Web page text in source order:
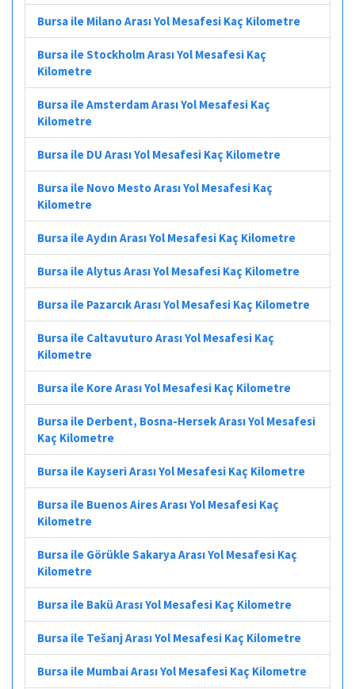
Bursa ile Milano Arası Yol Mesafesi Kaç Kilometre
Bursa ile Stockholm Arası Yol Mesafesi Kaç
Kilometre
Bursa ile Amsterdam Arası Yol Mesafesi Kaç
Kilometre
Bursa ile DU Arası Yol Mesafesi Kaç Kilometre
Bursa ile Novo Mesto Arası Yol Mesafesi Kaç
Kilometre
Bursa ile Aydın Arası Yol Mesafesi Kaç Kilometre
Bursa ile Alytus Arası Yol Mesafesi Kaç Kilometre
Bursa ile Pazarcık Arası Yol Mesafesi Kaç Kilometre
Bursa ile Caltavuturo Arası Yol Mesafesi Kaç
Kilometre
Bursa ile Kore Arası Yol Mesafesi Kaç Kilometre
Bursa ile Derbent, Bosna-Hersek Arası Yol Mesafesi
Kaç Kilometre
Bursa ile Kayseri Arası Yol Mesafesi Kaç Kilometre
Bursa ile Buenos Aires Arası Yol Mesafesi Kaç
Kilometre
Bursa ile Görükle Sakarya Arası Yol Mesafesi Kaç
Kilometre
Bursa ile Bakü Arası Yol Mesafesi Kaç Kilometre
Bursa ile Tešanj Arası Yol Mesafesi Kaç Kilometre
Bursa ile Mumbai Arası Yol Mesafesi Kaç Kilometre